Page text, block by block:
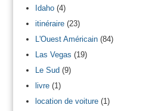
Idaho(4)
itinéraire(23)
L'Ouest Américain(84)
Las Vegas (19)
Le Sud(9)
livre(1)
location de voiture(1)